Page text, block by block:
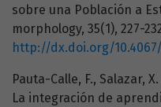
sobre una Población a
morphology, 35(1), 227-
http://dx.doi.org/10.4067/
Pauta-Calle, F., Salazar,
La integración de